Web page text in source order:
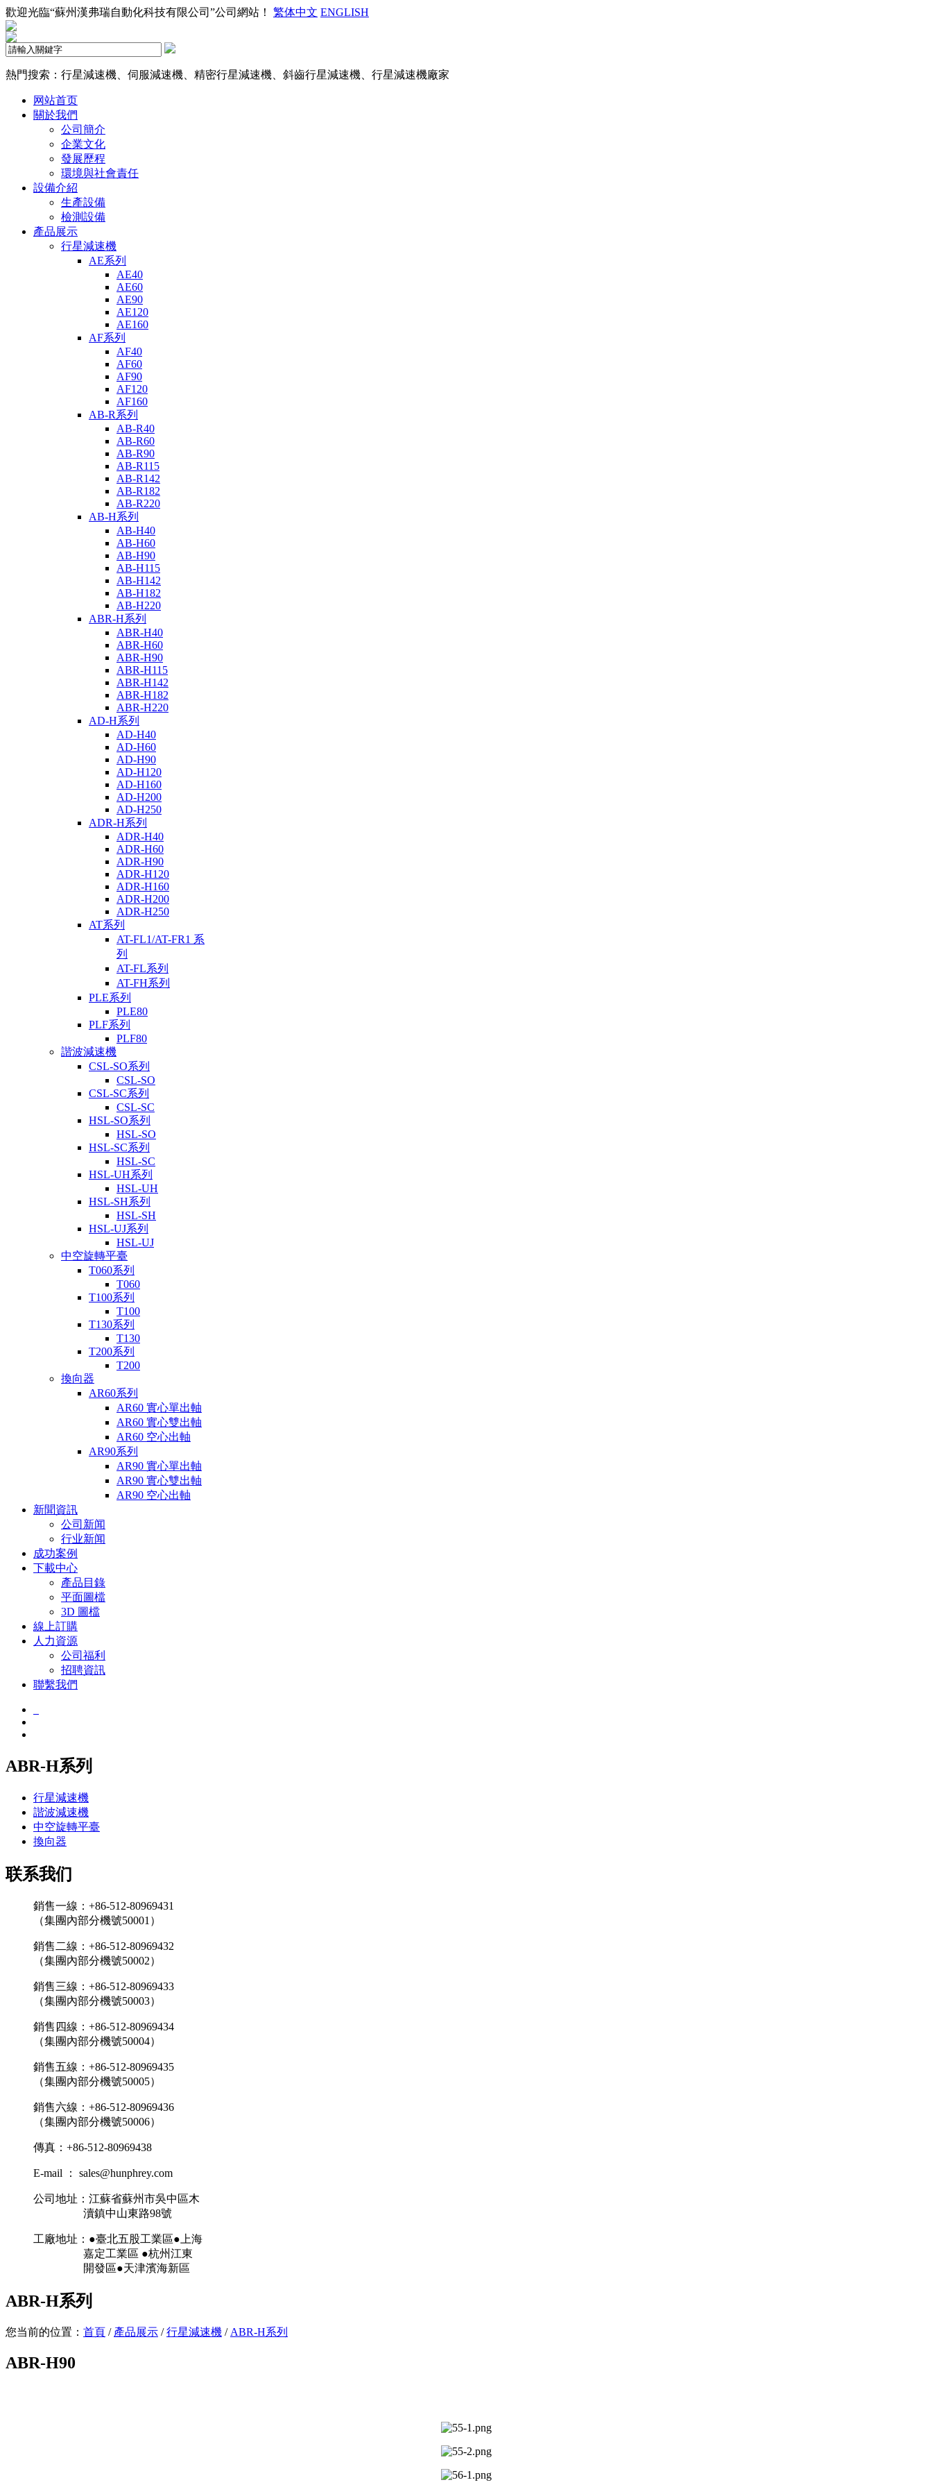
歡迎光臨“蘇州漢弗瑞自動化科技有限公司”公司網站！ 繁体中文 ENGLISH
熱門搜索：行星減速機、伺服減速機、精密行星減速機、斜齒行星減速機、行星減速機廠家
网站首页
關於我們
公司簡介
企業文化
發展歷程
環境與社會責任
設備介紹
生產設備
檢測設備
產品展示
行星減速機
AE系列
AE40
AE60
AE90
AE120
AE160
AF系列
AF40
AF60
AF90
AF120
AF160
AB-R系列
AB-R40
AB-R60
AB-R90
AB-R115
AB-R142
AB-R182
AB-R220
AB-H系列
AB-H40
AB-H60
AB-H90
AB-H115
AB-H142
AB-H182
AB-H220
ABR-H系列
ABR-H40
ABR-H60
ABR-H90
ABR-H115
ABR-H142
ABR-H182
ABR-H220
AD-H系列
AD-H40
AD-H60
AD-H90
AD-H120
AD-H160
AD-H200
AD-H250
ADR-H系列
ADR-H40
ADR-H60
ADR-H90
ADR-H120
ADR-H160
ADR-H200
ADR-H250
AT系列
AT-FL1/AT-FR1 系
列
AT-FL系列
AT-FH系列
PLE系列
PLE80
PLF系列
PLF80
諧波減速機
CSL-SO系列
CSL-SO
CSL-SC系列
CSL-SC
HSL-SO系列
HSL-SO
HSL-SC系列
HSL-SC
HSL-UH系列
HSL-UH
HSL-SH系列
HSL-SH
HSL-UJ系列
HSL-UJ
中空旋轉平臺
T060系列
T060
T100系列
T100
T130系列
T130
T200系列
T200
換向器
AR60系列
AR60 實心單出軸
AR60 實心雙出軸
AR60 空心出軸
AR90系列
AR90 實心單出軸
AR90 實心雙出軸
AR90 空心出軸
新聞資訊
公司新闻
行业新闻
成功案例
下載中心
產品目錄
平面圖檔
3D 圖檔
線上訂購
人力資源
公司福利
招聘資訊
聯繫我們
ABR-H系列
行星減速機
諧波減速機
中空旋轉平臺
換向器
联系我们
銷售一線：+86-512-80969431
（集團內部分機號50001）
銷售二線：+86-512-80969432
（集團內部分機號50002）
銷售三線：+86-512-80969433
（集團內部分機號50003）
銷售四線：+86-512-80969434
（集團內部分機號50004）
銷售五線：+86-512-80969435
（集團內部分機號50005）
銷售六線：+86-512-80969436
（集團內部分機號50006）
傳真：+86-512-80969438
E-mail ： sales@hunphrey.com
公司地址：江蘇省蘇州市吳中區木
瀆鎮中山東路98號
工廠地址：●臺北五股工業區●上海
嘉定工業區 ●杭州江東
開發區●天津濱海新區
ABR-H系列
您当前的位置： 首頁 / 產品展示 /行星減速機 /ABR-H系列
ABR-H90